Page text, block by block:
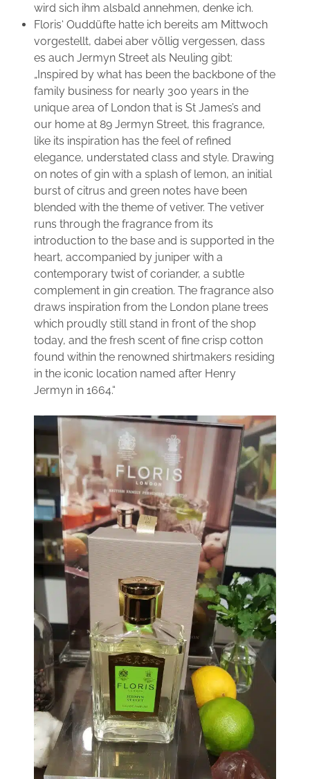
wird sich ihm alsbald annehmen, denke ich.
Floris‘ Ouddüfte hatte ich bereits am Mittwoch
vorgestellt, dabei aber völlig vergessen, dass
es auch Jermyn Street als Neuling gibt:
„Inspired by what has been the backbone of the
family business for nearly 300 years in the
unique area of London that is St James’s and
our home at 89 Jermyn Street, this fragrance,
like its inspiration has the feel of refined
elegance, understated class and style. Drawing
on notes of gin with a splash of lemon, an initial
burst of citrus and green notes have been
blended with the theme of vetiver. The vetiver
runs through the fragrance from its
introduction to the base and is supported in the
heart, accompanied by juniper with a
contemporary twist of coriander, a subtle
complement in gin creation. The fragrance also
draws inspiration from the London plane trees
which proudly still stand in front of the shop
today, and the fresh scent of fine crisp cotton
found within the renowned shirtmakers residing
in the iconic location named after Henry
Jermyn in 1664.“